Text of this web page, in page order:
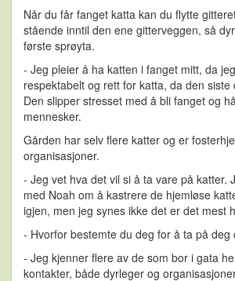
Når du får fanget katta kan du flytte
stående inntil den ene gitterveggen, så
første sprøyta.
- Jeg pleier å ha katten i fanget mitt, da
respektabelt og rett for katta, da den siste
Den slipper stresset med å bli fanget og
mennesker.
Gården har selv flere katter og er
organisasjoner.
- Jeg vet hva det vil si å ta vare på katter.
med Noah om å kastrere de hjemløse
igjen, men jeg synes ikke det er det mest
- Hvorfor bestemte du deg for å ta på deg
- Jeg kjenner flere av de som bor i gata
kontakter, både dyrleger og